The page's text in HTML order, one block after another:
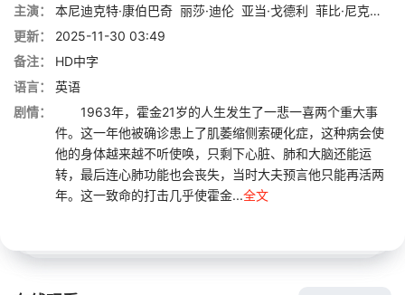
主演：
本尼迪克特·康伯巴奇 丽莎·迪伦 亚当·戈德利 菲比·尼克尔斯
更新：
2025-11-30 03:49
备注：
HD中字
语言：
英语
剧情：
1963年，霍金21岁的人生发生了一悲一喜两个重大事
件。这一年他被确诊患上了肌萎缩侧索硬化症，这种病会使
他的身体越来越不听使唤，只剩下心脏、肺和大脑还能运
转，最后连心肺功能也会丧失，当时大夫预言他只能再活两
年。这一致命的打击几乎使霍金...全文